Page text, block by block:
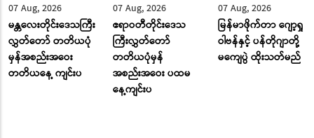
07 Aug, 2026
မန္တလေးတိုင်းဒေသကြီး
လွှတ်တော် တတိယပုံ
မှန်အစည်းအဝေး
တတိယနေ့ ကျင်းပ
07 Aug, 2026
ဧရာဝတီတိုင်းဒေသ
ကြီးလွှတ်တော်
တတိယပုံမှန်
အစည်းအဝေး ပထမ
နေ့ကျင်းပ
07 Aug, 2026
မြန်မာဖိုက်တာ ဂျော့ရှု
ဝါဗန်နှင့် ပန်တိုဂျာတို့
မကျေပွဲ ထိုးသတ်မည်